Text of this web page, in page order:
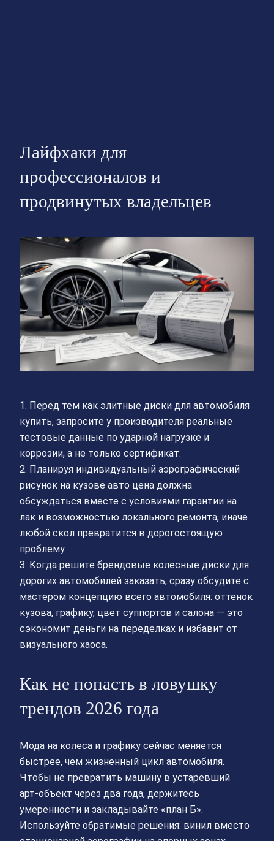
Лайфхаки для
профессионалов и
продвинутых владельцев
1. Перед тем как элитные диски для автомобиля
купить, запросите у производителя реальные
тестовые данные по ударной нагрузке и
коррозии, а не только сертификат.
2. Планируя индивидуальный аэрографический
рисунок на кузове авто цена должна
обсуждаться вместе с условиями гарантии на
лак и возможностью локального ремонта, иначе
любой скол превратится в дорогостоящую
проблему.
3. Когда решите брендовые колесные диски для
дорогих автомобилей заказать, сразу обсудите с
мастером концепцию всего автомобиля: оттенок
кузова, графику, цвет суппортов и салона — это
сэкономит деньги на переделках и избавит от
визуального хаоса.
Как не попасть в ловушку
трендов 2026 года
Мода на колеса и графику сейчас меняется
быстрее, чем жизненный цикл автомобиля.
Чтобы не превратить машину в устаревший
арт‑объект через два года, держитесь
умеренности и закладывайте «план Б».
Используйте обратимые решения: винил вместо